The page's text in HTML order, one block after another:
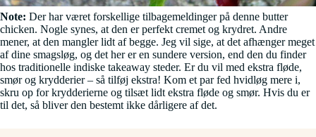
Note: Der har været forskellige tilbagemeldinger på denne butter
chicken. Nogle synes, at den er perfekt cremet og krydret. Andre
mener, at den mangler lidt af begge. Jeg vil sige, at det afhænger meget
af dine smagsløg, og det her er en sundere version, end den du finder
hos traditionelle indiske takeaway steder. Er du vil med ekstra fløde,
smør og krydderier – så tilføj ekstra! Kom et par fed hvidløg mere i,
skru op for krydderierne og tilsæt lidt ekstra fløde og smør. Hvis du er
til det, så bliver den bestemt ikke dårligere af det.